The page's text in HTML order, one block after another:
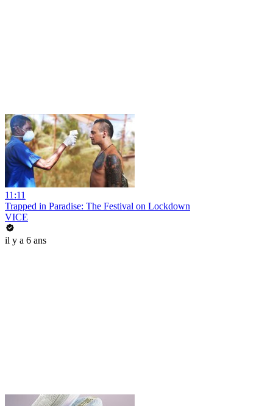
11:11
Trapped in Paradise: The Festival on Lockdown
VICE
il y a 6 ans